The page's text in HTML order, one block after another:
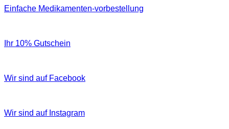
Einfache Medikamenten-vorbestellung
Ihr 10% Gutschein
Wir sind auf Facebook
Wir sind auf Instagram